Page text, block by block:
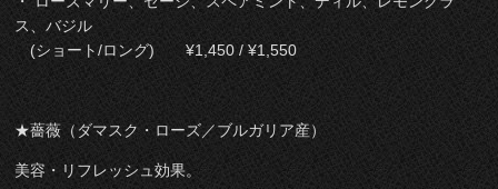
ス、バジル
(ショート/ロング) ¥1,450 / ¥1,550
★薔薇（ダマスク・ローズ／ブルガリア産）
美容・リフレッシュ効果。